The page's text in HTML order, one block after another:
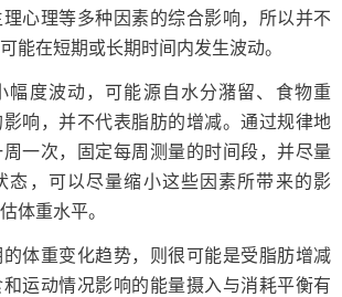
心理等多种因素的综合影响，所以并不
能在短期或长期时间内发生波动。
度波动，可能源自水分潴留、食物重
响，并不代表脂肪的增减。通过规律地
一次，固定每周测量的时间段，并尽量
态，可以尽量缩小这些因素所带来的影
体重水平。
重变化趋势，则很可能是受脂肪增减
运动情况影响的能量摄入与消耗平衡有